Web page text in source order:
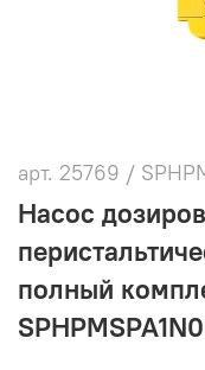
арт. 25769 /
Насос
полный